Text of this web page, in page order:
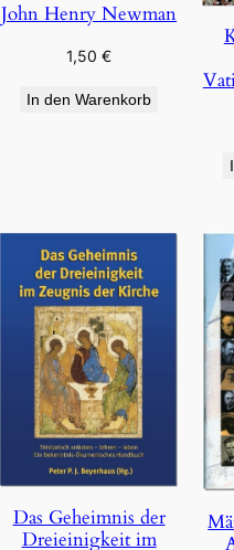
John Henry Newman
1,50€
In den Warenkorb
Das Geheimnis der
Dreieinigkeit im